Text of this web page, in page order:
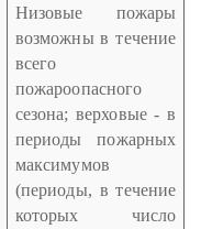
Низовые пожары
возможны в течение
всего
пожароопасного
сезона; верховые - в
периоды пожарных
максимумов
(периоды, в течение
которых число